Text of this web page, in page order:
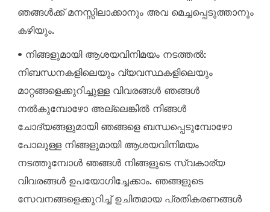
ഞങ്ങൾക്ക് മനസ്സിലാക്കാനും അവ മെച്ചപ്പെടുത്താനും
കഴിയും.
• നിങ്ങളുമായി ആശയവിനിമയം നടത്തൽ:
നിബന്ധനകളിലെയും വ്യവസ്ഥകളിലെയും
മാറ്റങ്ങളെക്കുറിച്ചുള്ള വിവരങ്ങൾ ഞങ്ങൾ
നൽകുമ്പോഴോ അല്ലെങ്കിൽ നിങ്ങൾ
ചോദ്യങ്ങളുമായി ഞങ്ങളെ ബന്ധപ്പെടുമ്പോഴോ
പോലുള്ള നിങ്ങളുമായി ആശയവിനിമയം
നടത്തുമ്പോൾ ഞങ്ങൾ നിങ്ങളുടെ സ്വകാര്യ
വിവരങ്ങൾ ഉപയോഗിച്ചേക്കാം. ഞങ്ങളുടെ
സേവനങ്ങളെക്കുറിച്ച് ഉചിതമായ പ്രതികരണങ്ങൾ